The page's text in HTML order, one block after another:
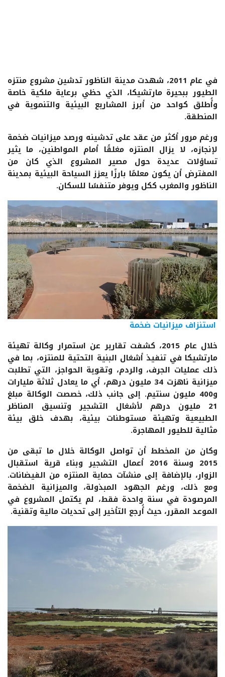
في عام 2011، شهدت مدينة الناظور تدشين مشروع منتزه
الطيور ببحيرة مارتشيكا، الذي حظي برعاية ملكية خاصة
وأُطلق كواحد من أبرز المشاريع البيئية والتنموية في
المنطقة.
ورغم مرور أكثر من عقد على تدشينه ورصد ميزانيات ضخمة
لإنجازه، لا يزال المنتزه مغلقًا أمام المواطنين، ما يثير
تساؤلات عديدة حول مصير المشروع الذي كان من
المفترض أن يكون معلمًا بارزًا يعزز السياحة البيئية بمدينة
الناظور والمغرب ككل ويوفر متنفسًا للسكان.
استنزاف ميزانيات ضخمة
خلال عام 2015، كشفت تقارير عن استمرار وكالة تهيئة
مارتشيكا في تنفيذ أشغال البنية التحتية للمنتزه، بما في
ذلك عمليات الجرف، والردم، وتقوية الحواجز، التي تطلبت
ميزانية ناهزت 34 مليون درهم، أي ما يعادل ثلاثة مليارات
و400 مليون سنتيم. إلى جانب ذلك، خصصت الوكالة مبلغ
21 مليون درهم لأشغال التشجير وتنسيق المناظر
الطبيعية وتهيئة مستوطنات بيئية، بهدف خلق بيئة
مثالية للطيور المهاجرة.
وكان من المخطط أن تواصل الوكالة خلال ما تبقى من
2015 وسنة 2016 أعمال التشجير وبناء قرية استقبال
الزوار، بالإضافة إلى منشآت حماية المنتزه من الفيضانات.
ومع ذلك، ورغم الجهود المبذولة، والميزانية الضخمة
المرصودة في سنة واحدة فقط، لم يكتمل المشروع في
الموعد المقرر، حيث أُرجع التأخير إلى تحديات مالية وتقنية.